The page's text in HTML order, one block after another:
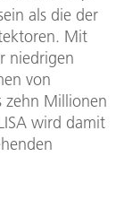
als die der
Mit
niedrigen
von
zehn Millionen
wird damit